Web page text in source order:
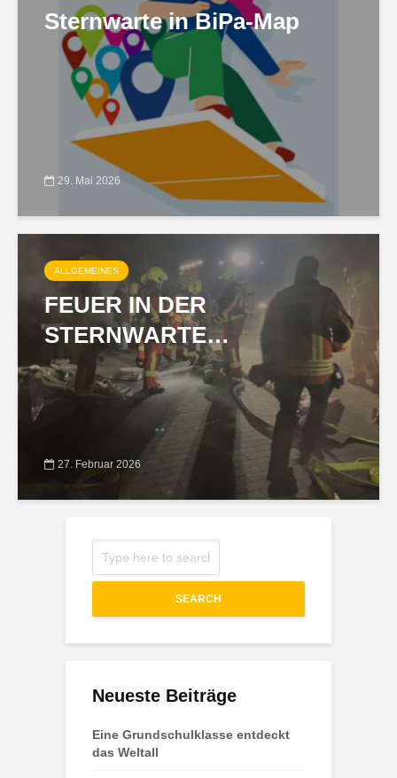
Sternwarte in BiPa-Map
29. Mai 2026
ALLGEMEINES
FEUER IN DER
STERNWARTE…
27. Februar 2026
SEARCH
Neueste Beiträge
Eine Grundschulklasse entdeckt
das Weltall